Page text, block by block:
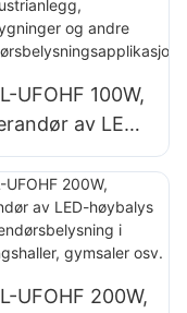
UFOHF 100W,
av LED-
for
og
UFOHF 200W,